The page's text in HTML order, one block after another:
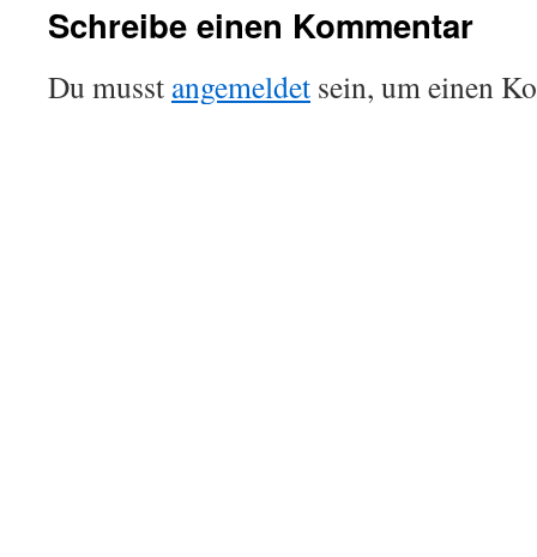
Schreibe einen Kommentar
Du musst angemeldet sein, um einen